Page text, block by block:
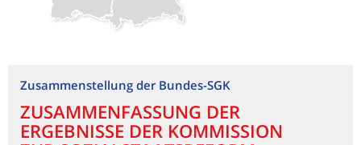
Zusammenstellung der Bundes-SGK
ZUSAMMENFASSUNG DER
ERGEBNISSE DER KOMMISSION